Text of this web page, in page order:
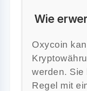
Wie
Oxycoin
werden. Sie
Regel mit